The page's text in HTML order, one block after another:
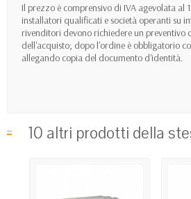
Il prezzo è comprensivo di IVA agevolata al
installatori qualificati e società operanti su
rivenditori devono richiedere un preventivo
dell'acquisto; dopo l'ordine è obbligatorio
allegando copia del documento d'identità.
10 altri prodotti della